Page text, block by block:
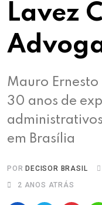
Lavez
Mauro
30 anos de
em Brasília
POR DECISOR BRASIL
2 ANOS ATRÁS